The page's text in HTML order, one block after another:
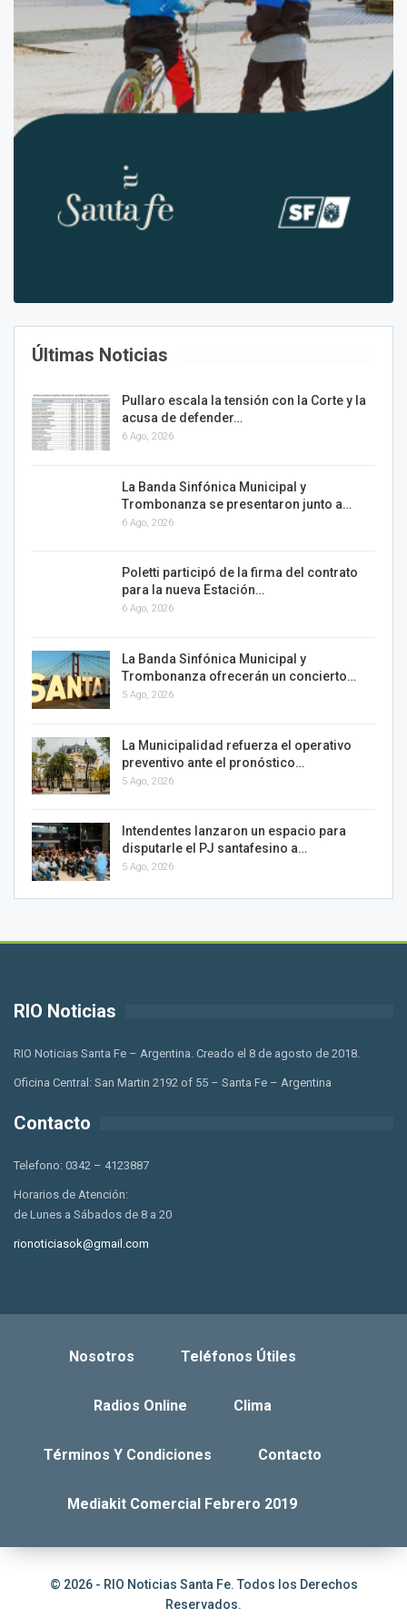
Últimas Noticias
Pullaro escala la tensión con la Corte y la
acusa de defender…
6 Ago, 2026
La Banda Sinfónica Municipal y
Trombonanza se presentaron junto a…
6 Ago, 2026
Poletti participó de la firma del contrato
para la nueva Estación…
6 Ago, 2026
La Banda Sinfónica Municipal y
Trombonanza ofrecerán un concierto…
5 Ago, 2026
La Municipalidad refuerza el operativo
preventivo ante el pronóstico…
5 Ago, 2026
Intendentes lanzaron un espacio para
disputarle el PJ santafesino a…
5 Ago, 2026
RIO Noticias
RIO Noticias Santa Fe – Argentina. Creado el 8 de agosto de 2018.
Oficina Central: San Martin 2192 of 55 – Santa Fe – Argentina
Contacto
Telefono: 0342 – 4123887
Horarios de Atención:
de Lunes a Sábados de 8 a 20
rionoticiasok@gmail.com
Nosotros Teléfonos Útiles
Radios Online Clima
Términos Y Condiciones Contacto
Mediakit Comercial Febrero 2019
© 2026 - RIO Noticias Santa Fe. Todos los Derechos
Reservados.